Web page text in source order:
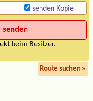
senden Kopie
beim Besitzer.
Route suchen »